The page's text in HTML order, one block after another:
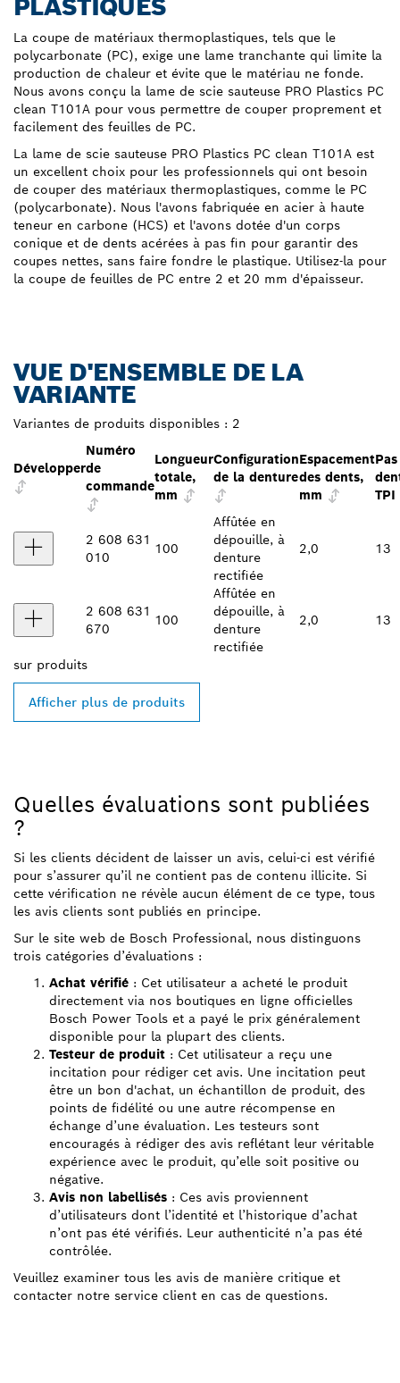
PLASTIQUES
La coupe de matériaux thermoplastiques, tels que le
polycarbonate (PC), exige une lame tranchante qui limite la
production de chaleur et évite que le matériau ne fonde.
Nous avons conçu la lame de scie sauteuse PRO Plastics PC
clean T101A pour vous permettre de couper proprement et
facilement des feuilles de PC.
La lame de scie sauteuse PRO Plastics PC clean T101A est
un excellent choix pour les professionnels qui ont besoin
de couper des matériaux thermoplastiques, comme le PC
(polycarbonate). Nous l'avons fabriquée en acier à haute
teneur en carbone (HCS) et l'avons dotée d'un corps
conique et de dents acérées à pas fin pour garantir des
coupes nettes, sans faire fondre le plastique. Utilisez-la pour
la coupe de feuilles de PC entre 2 et 20 mm d'épaisseur.
VUE D'ENSEMBLE DE LA
VARIANTE
Variantes de produits disponibles : 2
Développer
Numéro
de
commande
Longueur
totale,
mm
Configuration
de la denture
Espacement
des dents,
mm
TPI
2 608 631
010
100
Affûtée en
dépouille, à
denture
rectifiée
2,0 13
2 608 631
670
100
Affûtée en
dépouille, à
denture
rectifiée
2,0 13
sur produits
Afficher plus de produits
Quelles évaluations sont publiées
?
Si les clients décident de laisser un avis, celui-ci est vérifié
pour s’assurer qu’il ne contient pas de contenu illicite. Si
cette vérification ne révèle aucun élément de ce type, tous
les avis clients sont publiés en principe.
Sur le site web de Bosch Professional, nous distinguons
trois catégories d’évaluations :
Achat vérifié : Cet utilisateur a acheté le produit
directement via nos boutiques en ligne officielles
Bosch Power Tools et a payé le prix généralement
disponible pour la plupart des clients.
Testeur de produit : Cet utilisateur a reçu une
incitation pour rédiger cet avis. Une incitation peut
être un bon d'achat, un échantillon de produit, des
points de fidélité ou une autre récompense en
échange d’une évaluation. Les testeurs sont
encouragés à rédiger des avis reflétant leur véritable
expérience avec le produit, qu’elle soit positive ou
négative.
Avis non labellisés : Ces avis proviennent
d’utilisateurs dont l’identité et l’historique d’achat
n’ont pas été vérifiés. Leur authenticité n’a pas été
contrôlée.
Veuillez examiner tous les avis de manière critique et
contacter notre service client en cas de questions.